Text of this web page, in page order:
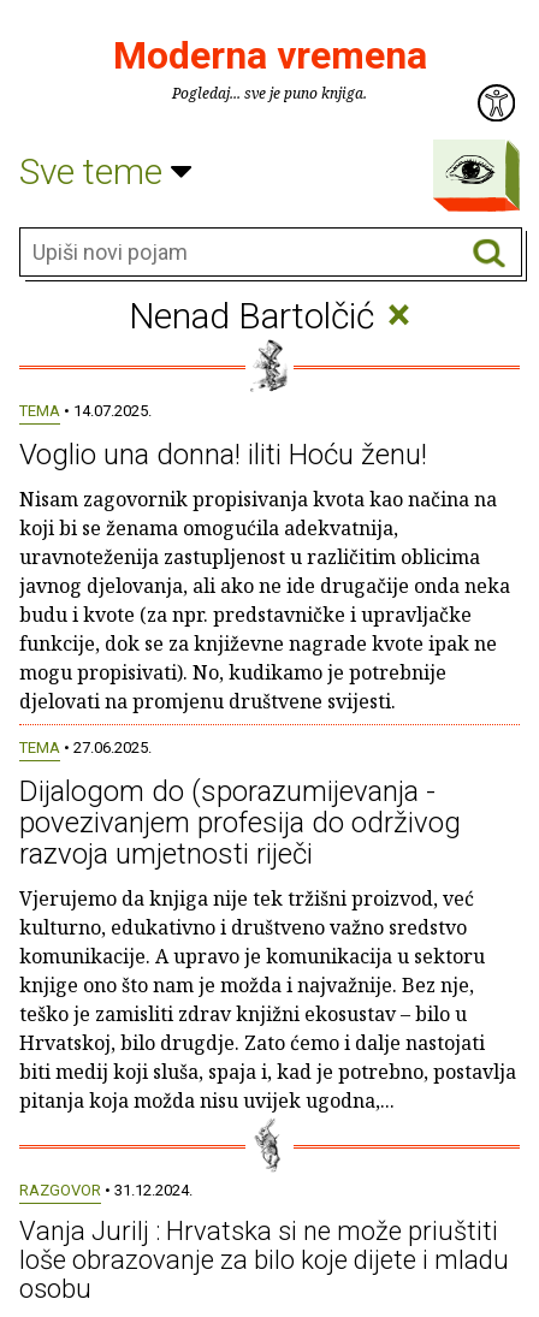
Moderna vremena
Pogledaj... sve je puno knjiga.
Sve teme
Nenad Bartolčić ×
TEMA • 14.07.2025.
Voglio una donna! iliti Hoću ženu!
Nisam zagovornik propisivanja kvota kao načina na
koji bi se ženama omogućila adekvatnija,
uravnoteženija zastupljenost u različitim oblicima
javnog djelovanja, ali ako ne ide drugačije onda neka
budu i kvote (za npr. predstavničke i upravljačke
funkcije, dok se za književne nagrade kvote ipak ne
mogu propisivati). No, kudikamo je potrebnije
djelovati na promjenu društvene svijesti.
TEMA • 27.06.2025.
Dijalogom do (sporazumijevanja -
povezivanjem profesija do održivog
razvoja umjetnosti riječi
Vjerujemo da knjiga nije tek tržišni proizvod, već
kulturno, edukativno i društveno važno sredstvo
komunikacije. A upravo je komunikacija u sektoru
knjige ono što nam je možda i najvažnije. Bez nje,
teško je zamisliti zdrav knjižni ekosustav – bilo u
Hrvatskoj, bilo drugdje. Zato ćemo i dalje nastojati
biti medij koji sluša, spaja i, kad je potrebno, postavlja
pitanja koja možda nisu uvijek ugodna,...
RAZGOVOR • 31.12.2024.
Vanja Jurilj : Hrvatska si ne može priuštiti
loše obrazovanje za bilo koje dijete i mladu
osobu